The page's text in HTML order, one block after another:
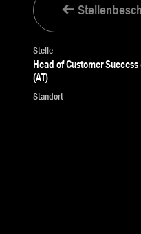
Stelle
Head of Customer
(AT)
Standort